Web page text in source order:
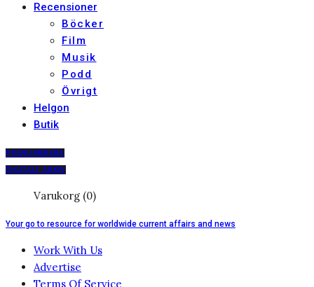
Recensioner
Böcker
Film
Musik
Podd
Övrigt
Helgon
Butik
PRENUMERERA
DIGITALT ARKIV
Varukorg (0)
Your go to resource for worldwide current affairs and news
Work With Us
Advertise
Terms Of Service